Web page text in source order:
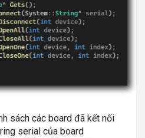
sách các board đã kết nối
serial của board